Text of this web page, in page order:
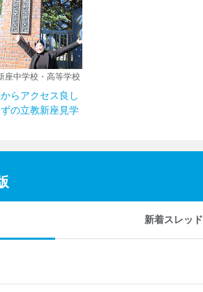
座中学校・高等学校
らアクセス良し
の立教新座見学
新着スレッド